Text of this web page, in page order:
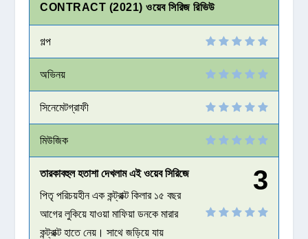
CONTRACT (2021) ওয়েব সিরিজ রিভিউ
গল্প
অভিনয়
সিনেমেটগ্রাফী
মিউজিক
3
তারকাবহুল হতাশা দেখলাম এই ওয়েব সিরিজে
পিতৃ পরিচয়হীন এক কন্ট্রাক্ট কিলার ১৫ বছর
আগের লুকিয়ে যাওয়া মাফিয়া ডনকে মারার
কন্ট্রাক্ট হাতে নেয়। সাথে জড়িয়ে যায়